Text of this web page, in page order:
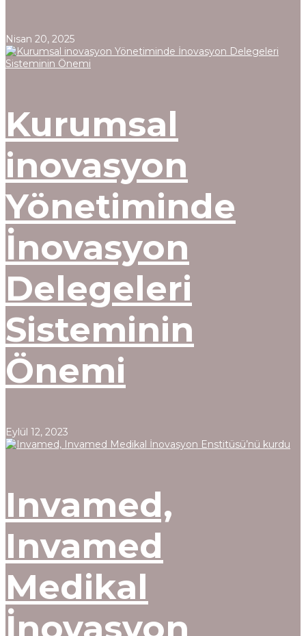
Nisan 20, 2025
Kurumsal
inovasyon
Yönetiminde
İnovasyon
Delegeleri
Sisteminin
Önemi
Eylül 12, 2023
Invamed,
Invamed
Medikal